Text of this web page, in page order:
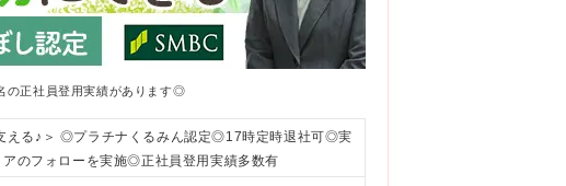
の正社員登用実績があります◎
える♪＞ ◎プラチナくるみん認定◎17時定時退社可◎実
のフォローを実施◎正社員登用実績多数有